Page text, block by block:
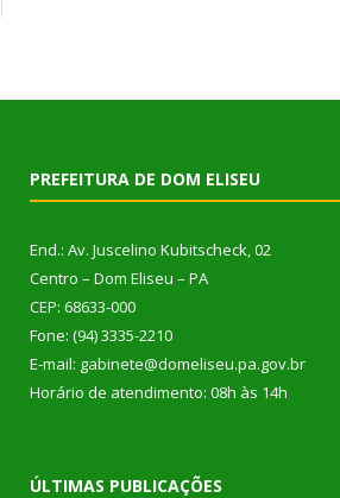
PREFEITURA DE DOM ELISEU
End.: Av. Juscelino Kubitscheck, 02
Centro – Dom Eliseu – PA
CEP: 68633-000
Fone: (94) 3335-2210
E-mail: gabinete@domeliseu.pa.gov.br
Horário de atendimento: 08h às 14h
ÚLTIMAS PUBLICAÇÕES